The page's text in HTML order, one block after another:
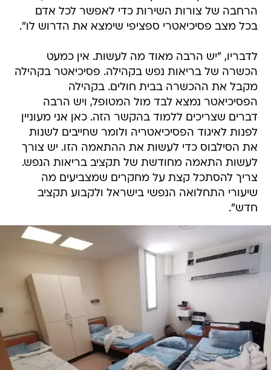
הרחבה של צורות השירות כדי לאפשר לכל אדם
בכל מצב פסיכיאטרי ספציפי שימצא את הדרוש לו".
לדבריו, "יש הרבה מאוד מה לעשות. אין כמעט
הכשרה של בריאות נפש בקהילה. פסיכיאטר בקהילה
מקבל את ההכשרה בבית חולים. בקהילה
הפסיכיאטר נמצא לבד מול המטופל, ויש הרבה
דברים שצריכים ללמוד בהקשר הזה. כאן אני מעוניין
לפנות לאיגוד הפסיכיאטריה ולומר שחייבים לשנות
את הסילבוס כדי לעשות את ההתאמה הזו. יש צורך
לעשות התאמה מחודשת של תקציב בריאות הנפש.
צריך להסתכל קצת על מחקרים שמצביעים מה
שיעורי התחלואה הנפשי בישראל ולקבוע תקציב
חדש".